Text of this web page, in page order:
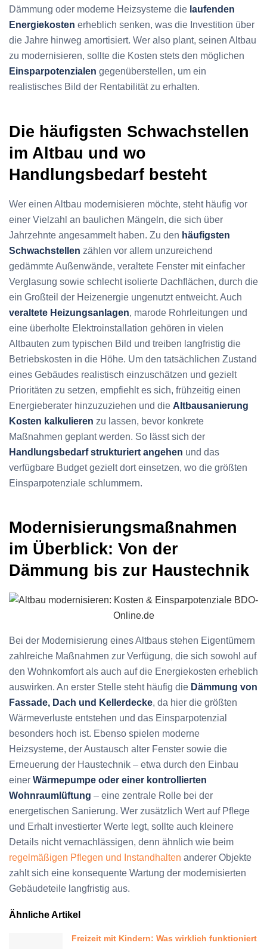
Dämmung oder moderne Heizsysteme die laufenden
Energiekosten erheblich senken, was die Investition über
die Jahre hinweg amortisiert. Wer also plant, seinen Altbau
zu modernisieren, sollte die Kosten stets den möglichen
Einsparpotenzialen gegenüberstellen, um ein
realistisches Bild der Rentabilität zu erhalten.
Die häufigsten Schwachstellen
im Altbau und wo
Handlungsbedarf besteht
Wer einen Altbau modernisieren möchte, steht häufig vor
einer Vielzahl an baulichen Mängeln, die sich über
Jahrzehnte angesammelt haben. Zu den häufigsten
Schwachstellen zählen vor allem unzureichend
gedämmte Außenwände, veraltete Fenster mit einfacher
Verglasung sowie schlecht isolierte Dachflächen, durch die
ein Großteil der Heizenergie ungenutzt entweicht. Auch
veraltete Heizungsanlagen, marode Rohrleitungen und
eine überholte Elektroinstallation gehören in vielen
Altbauten zum typischen Bild und treiben langfristig die
Betriebskosten in die Höhe. Um den tatsächlichen Zustand
eines Gebäudes realistisch einzuschätzen und gezielt
Prioritäten zu setzen, empfiehlt es sich, frühzeitig einen
Energieberater hinzuzuziehen und die Altbausanierung
Kosten kalkulieren zu lassen, bevor konkrete
Maßnahmen geplant werden. So lässt sich der
Handlungsbedarf strukturiert angehen und das
verfügbare Budget gezielt dort einsetzen, wo die größten
Einsparpotenziale schlummern.
Modernisierungsmaßnahmen
im Überblick: Von der
Dämmung bis zur Haustechnik
Bei der Modernisierung eines Altbaus stehen Eigentümern
zahlreiche Maßnahmen zur Verfügung, die sich sowohl auf
den Wohnkomfort als auch auf die Energiekosten erheblich
auswirken. An erster Stelle steht häufig die Dämmung von
Fassade, Dach und Kellerdecke, da hier die größten
Wärmeverluste entstehen und das Einsparpotenzial
besonders hoch ist. Ebenso spielen moderne
Heizsysteme, der Austausch alter Fenster sowie die
Erneuerung der Haustechnik – etwa durch den Einbau
einer Wärmepumpe oder einer kontrollierten
Wohnraumlüftung – eine zentrale Rolle bei der
energetischen Sanierung. Wer zusätzlich Wert auf Pflege
und Erhalt investierter Werte legt, sollte auch kleinere
Details nicht vernachlässigen, denn ähnlich wie beim
regelmäßigen Pflegen und Instandhalten anderer Objekte
zahlt sich eine konsequente Wartung der modernisierten
Gebäudeteile langfristig aus.
Ähnliche Artikel
Freizeit mit Kindern: Was wirklich funktioniert